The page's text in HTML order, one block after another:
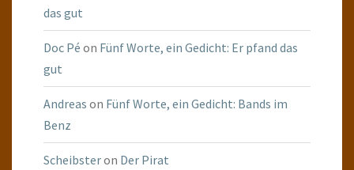
das gut
Doc Pé on Fünf Worte, ein Gedicht: Er pfand das
gut
Andreas on Fünf Worte, ein Gedicht: Bands im
Benz
Scheibsteron Der Pirat